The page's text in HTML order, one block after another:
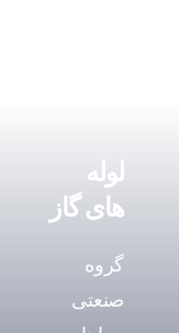
لوله
های گاز
گروه
صنعتی